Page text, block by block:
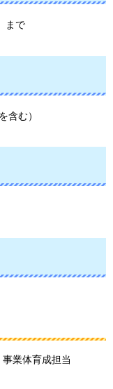
まで
含む）
業体育成担当